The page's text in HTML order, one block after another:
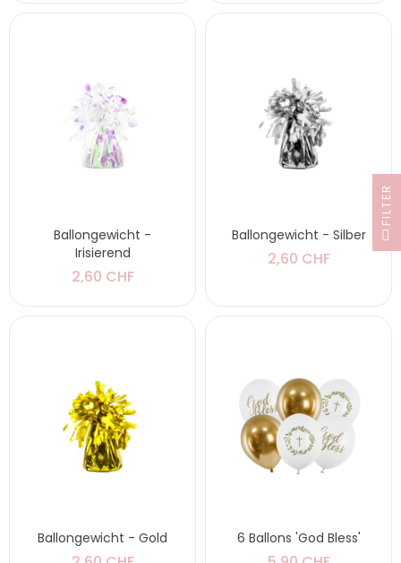
Ballongewicht -
Irisierend
2,60 CHF
Ballongewicht - Silber
2,60 CHF
Ballongewicht - Gold 6 Ballons 'God Bless'
FILTER